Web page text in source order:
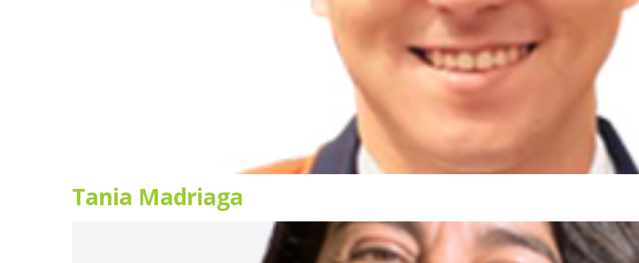
Tania Madriaga